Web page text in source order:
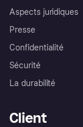
Aspects juridiques
Presse
Confidentialité
Sécurité
La durabilité
Client